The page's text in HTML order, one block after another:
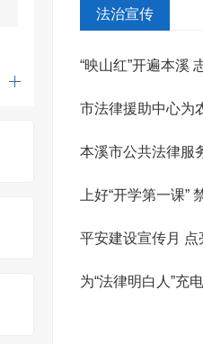
法治宣传
“映山红”开遍本溪
市法律援助中心为
本溪市公共法律服
上好“开学第一课
课”...
平安建设宣传月
为“法律明白人”充